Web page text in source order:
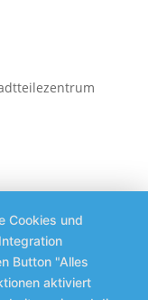
Cookies und
Button "Alles
aktiviert